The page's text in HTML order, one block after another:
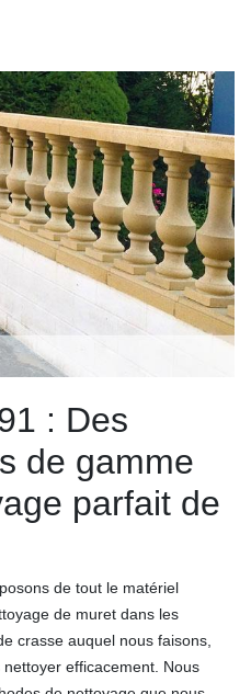
: Des
de gamme
parfait de
de tout le matériel
de muret dans les
crasse auquel nous faisons,
efficacement. Nous